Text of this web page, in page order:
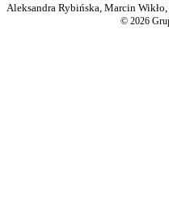
Aleksandra Rybińska, Marcin
© 2026